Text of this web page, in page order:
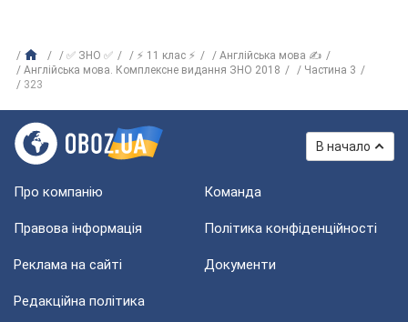
✅ ЗНО ✅ ⚡ 11 клас ⚡
Англійська мова ✍
Англійська мова. Комплексне видання ЗНО 2018
Частина 3
323
В начало
Про компанію Команда
Правова інформація Політика конфіденційності
Реклама на сайті Документи
Редакційна політика